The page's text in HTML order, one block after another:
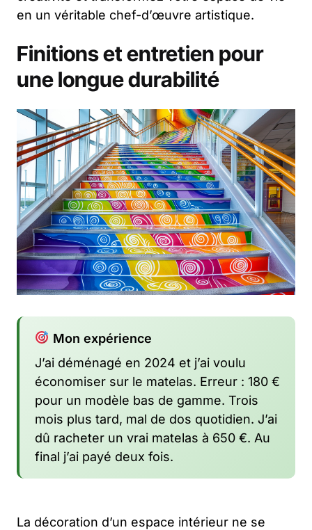
en un véritable chef-d’œuvre artistique.
Finitions et entretien pour
une longue durabilité
Mon expérience
J’ai déménagé en 2024 et j’ai voulu
économiser sur le matelas. Erreur : 180 €
pour un modèle bas de gamme. Trois
mois plus tard, mal de dos quotidien. J’ai
dû racheter un vrai matelas à 650 €. Au
final j’ai payé deux fois.
La décoration d’un espace intérieur ne se